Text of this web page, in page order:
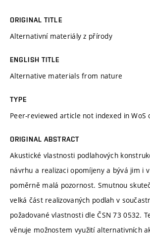
ORIGINAL TITLE
Alternativní materiály z přírody
ENGLISH TITLE
Alternative materials from nature
TYPE
Peer-reviewed article not indexed in WoS
ORIGINAL ABSTRACT
Akustické vlastnosti podlahových
návrhu a realizaci opomíjeny a bývá jim i
poměrně malá pozornost. Smutnou
velká část realizovaných podlah v
požadované vlastnosti dle ČSN 73 0532.
věnuje možnostem využití alternativních